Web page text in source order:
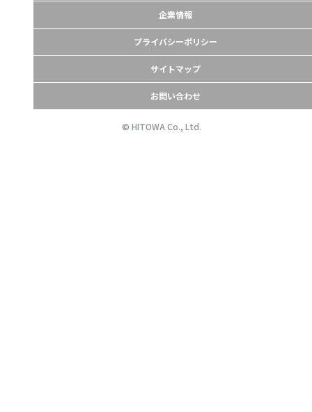
企業情報
プライバシーポリシー
サイトマップ
お問い合わせ
© HITOWA Co., Ltd.